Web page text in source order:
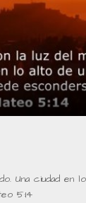
Una ciudad en
5:14